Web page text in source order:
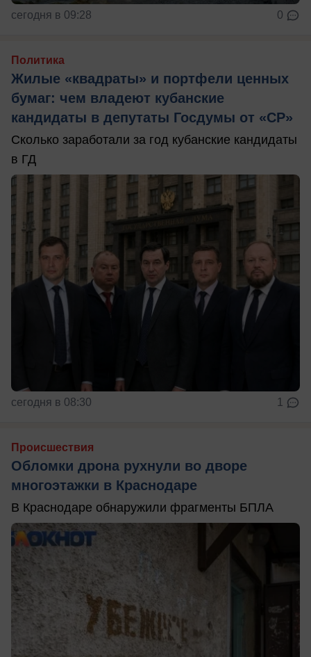
сегодня в 09:28 0
Политика
Жилые «квадраты» и портфели ценных
бумаг: чем владеют кубанские
кандидаты в депутаты Госдумы от «СР»
Сколько заработали за год кубанские кандидаты
в ГД
сегодня в 08:30 1
Происшествия
Обломки дрона рухнули во дворе
многоэтажки в Краснодаре
В Краснодаре обнаружили фрагменты БПЛА